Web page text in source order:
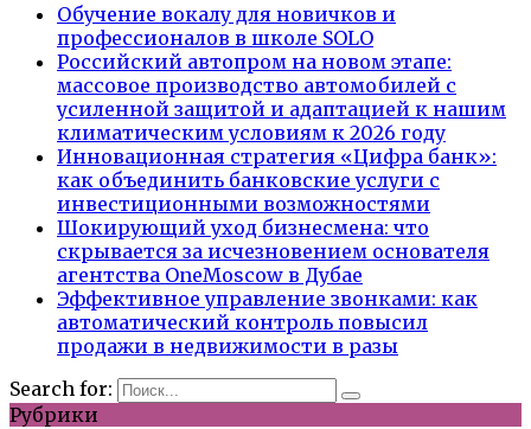
Обучение вокалу для новичков и
профессионалов в школе SOLO
Российский автопром на новом этапе:
массовое производство автомобилей с
усиленной защитой и адаптацией к нашим
климатическим условиям к 2026 году
Инновационная стратегия «Цифра банк»:
как объединить банковские услуги с
инвестиционными возможностями
Шокирующий уход бизнесмена: что
скрывается за исчезновением основателя
агентства OneMoscow в Дубае
Эффективное управление звонками: как
автоматический контроль повысил
продажи в недвижимости в разы
Search for:
Рубрики